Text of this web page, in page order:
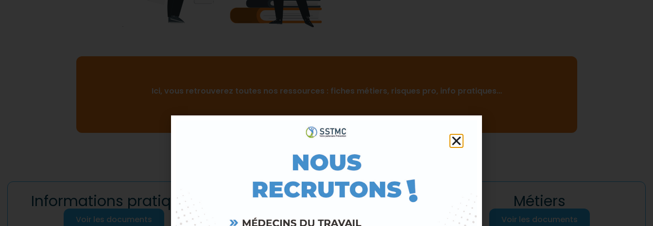
Ici, vous retrouverez toutes nos ressources : fiches métiers, risques pro, info pratiques…
Informations pratiques
Voir les documents
Risques professionnels
Voir les documents
Métiers
Voir les documents